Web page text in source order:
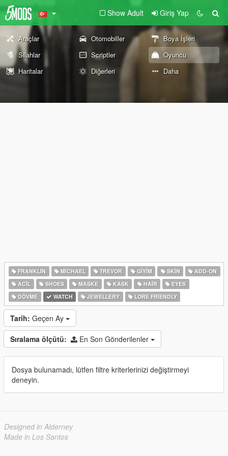
Show Adult Giriş Yap
Araçlar Otomobiller
Boya İşleri
Silahlar
Scriptler
Oyuncu
Haritalar
Diğerleri Daha
FRANKLIN MICHAEL TREVOR GIYIM SKIN
ADD-ON
ACIL
SHOES MASKE KASK HAIR
EYES
DÖVME
WATCH JEWELLERY LORE FRIENDLY
Tarih: Geçen Ay
Sıralama ölçütü: En Son Gönderilenler
Dosya bulunamadı, lütfen filtre kriterlerinizi değiştirmeyi
deneyin.
Designed in Alderney
Made in Los Santos